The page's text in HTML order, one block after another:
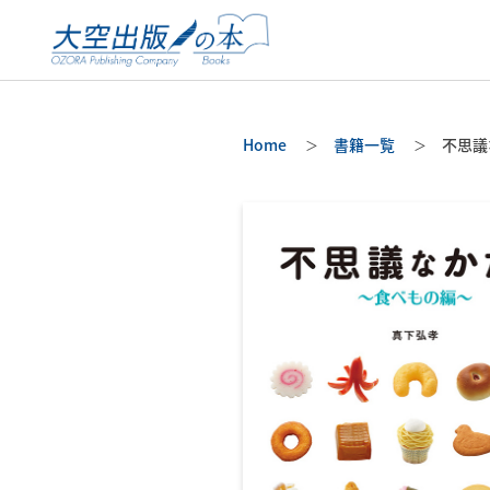
Home 書籍一覧 不思